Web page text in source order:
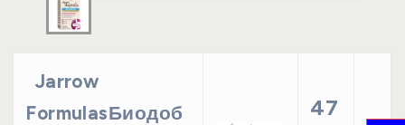
Jarrow
FormulasБиодоб
47